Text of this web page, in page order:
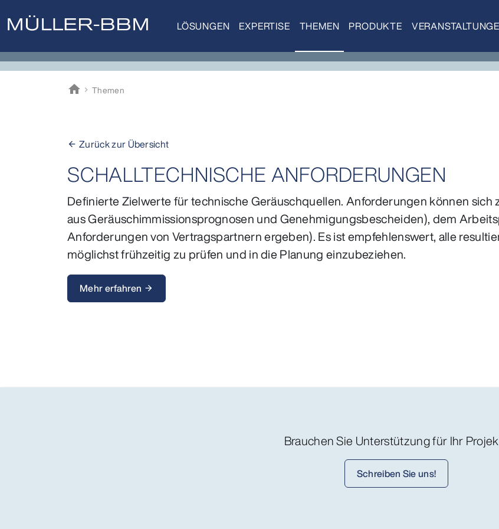
LÖSUNGEN EXPERTISE THEMEN PRODUKTE
home
Müller-BBM
Themen
arrow_back Zurück zur Übersicht
SCHALLTECHNISCHE ANFORDERUNGEN
Definierte Zielwerte für technische Geräuschquellen. Anforderungen können sich
aus Geräuschimmissionsprognosen und Genehmigungsbescheiden), dem
Anforderungen von Vertragspartnern ergeben). Es ist empfehlenswert, alle
möglichst frühzeitig zu prüfen und in die Planung einzubeziehen.
Mehr erfahren arrow_forward
Brauchen Sie Unterstützung für Ihr
Schreiben Sie uns!